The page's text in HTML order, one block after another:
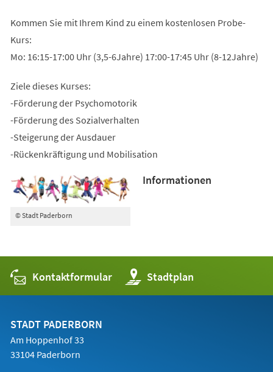
Kommen Sie mit Ihrem Kind zu einem kostenlosen Probe-
Kurs:
Mo: 16:15-17:00 Uhr (3,5-6Jahre) 17:00-17:45 Uhr (8-12Jahre)
Ziele dieses Kurses:
-Förderung der Psychomotorik
-Förderung des Sozialverhalten
-Steigerung der Ausdauer
-Rückenkräftigung und Mobilisation
© Stadt Paderborn
Informationen
Kontaktformular Stadtplan
(Öffnet
in
einem
STADT PADERBORN
Am Hoppenhof 33
33104 Paderborn